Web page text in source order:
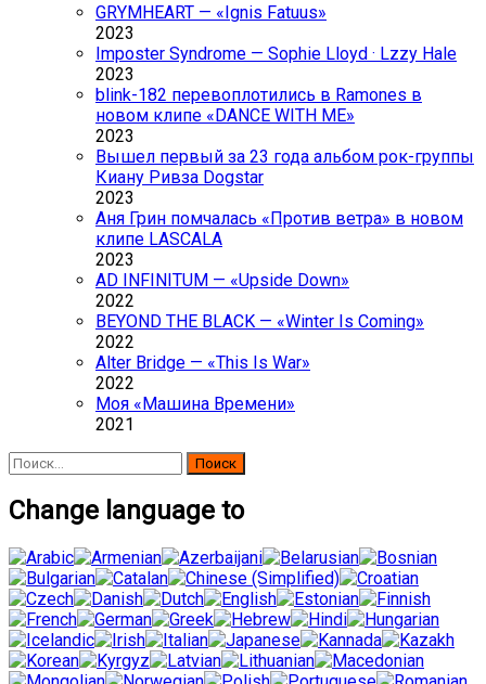
GRYMHEART — «Ignis Fatuus»
2023
Imposter Syndrome — Sophie Lloyd · Lzzy Hale
2023
blink-182 перевоплотились в Ramones в
новом клипе «DANCE WITH ME»
2023
Вышел первый за 23 года альбом рок-группы
Киану Ривза Dogstar
2023
Аня Грин помчалась «Против ветра» в новом
клипе LASCALA
2023
AD INFINITUM — «Upside Down»
2022
BEYOND THE BLACK — «Winter Is Coming»
2022
Alter Bridge — «This Is War»
2022
Моя «Машина Времени»
2021
Найти:
Change language to